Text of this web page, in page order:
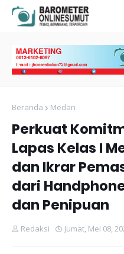
Beranda Medan
Perkuat
Lapas Kelas I
dan Ikrar
dari
dan Penipuan
Redaksi Jumat, Mei 08,